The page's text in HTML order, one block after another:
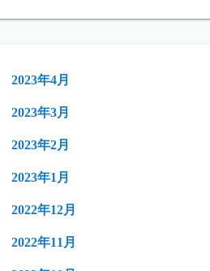
2023年4月
2023年3月
2023年2月
2023年1月
2022年12月
2022年11月